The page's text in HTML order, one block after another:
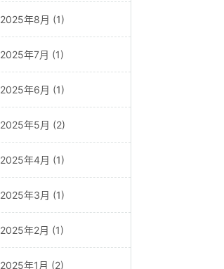
2025年8月 (1)
2025年7月 (1)
2025年6月 (1)
2025年5月 (2)
2025年4月 (1)
2025年3月 (1)
2025年2月 (1)
2025年1月 (2)